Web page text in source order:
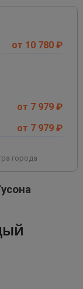
от 10 780 ₽
от 7 979 ₽
от 7 979 ₽
города